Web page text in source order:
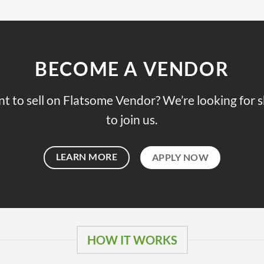
BECOME A VENDOR
to sell on Flatsome Vendor? We’re looking for
to join us.
LEARN MORE APPLY NOW
HOW IT WORKS